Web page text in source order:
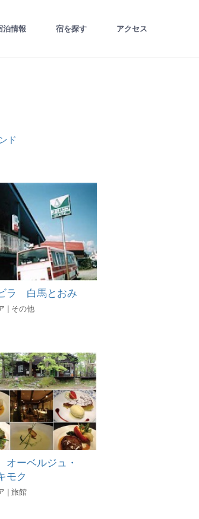
泊情報 宿を探す アクセス
ド
ラ 白馬とおみ
| その他
ーベルジュ・
モク
| 旅館